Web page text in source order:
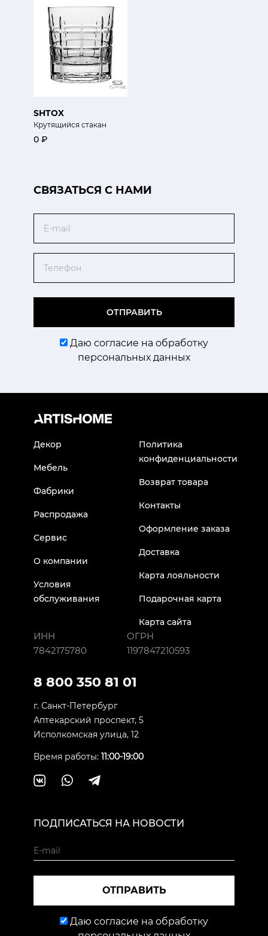
SHTOX
Крутящийся стакан
0 ₽
CВЯЗАТЬСЯ С НАМИ
ОТПРАВИТЬ
Даю согласие на обработку
персональных данных
Декор
Мебель
Фабрики
Распродажа
Сервис
О компании
Условия
обслуживания
Политика
конфиденциальности
Возврат товара
Контакты
Оформление заказа
Доставка
Карта лояльности
Подарочная карта
Карта сайта
ИНН
7842175780
ОГРН
1197847210593
8 800 350 81 01
г. Санкт-Петербург
Аптекарский проспект, 5
Исполкомская улица, 12
Время работы: 11:00-19:00
ПОДПИСАТЬСЯ НА НОВОСТИ
ОТПРАВИТЬ
Даю согласие на обработку